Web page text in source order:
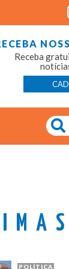
Receba
POLÍTICA